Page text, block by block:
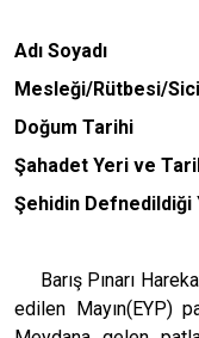
Adı
Mesleği/Rütbesi/
Doğum
Şahadet Yeri ve
Şehidin
Barış Pınarı
edilen Mayın(EYP)